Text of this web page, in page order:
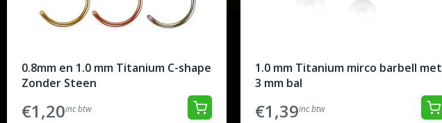
0.8mm en 1.0 mm Titanium C-shape
Zonder Steen
€1,20inc btw
1.0 mm Titanium mirco barbell met
3 mm bal
€1,39inc btw